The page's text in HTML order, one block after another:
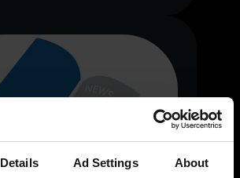
Details Ad Settings About